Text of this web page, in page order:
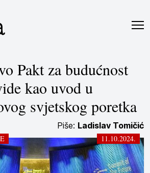
Pakt za budućnost
kao uvod u
svjetskog poretka
Piše: Ladislav Tomičić
11.10.2024.